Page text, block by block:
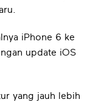
iPhone 6 ke
update iOS
yang jauh lebih